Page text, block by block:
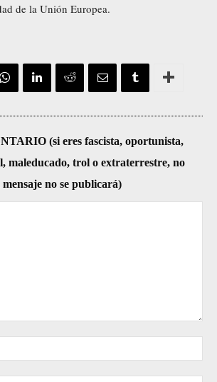
de la Unión Europea.
(si eres fascista, oportunista,
maleducado, trol o extraterrestre, no
no se publicará)